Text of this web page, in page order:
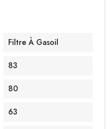
Filtre À Gasoil
83
80
63